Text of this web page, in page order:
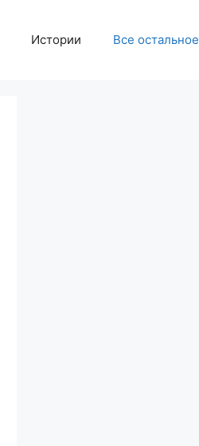
Истории Все остальное